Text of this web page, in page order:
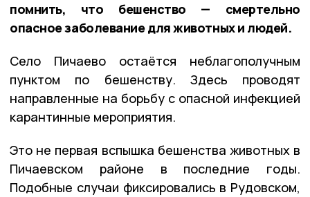
помнить, что бешенство — смертельно
опасное заболевание для животных и людей.
Село Пичаево остаётся неблагополучным
пунктом по бешенству. Здесь проводят
направленные на борьбу с опасной инфекцией
карантинные мероприятия.
Это не первая вспышка бешенства животных в
Пичаевском районе в последние годы.
Подобные случаи фиксировались в Рудовском,